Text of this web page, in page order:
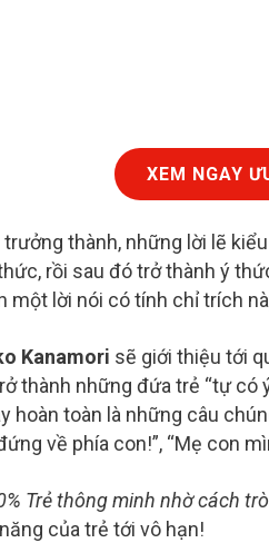
XEM NGAY
thành, những lời lẽ
rồi sau đó trở thành ý
một lời nói có tính chỉ trích
Kanamori sẽ giới thiệu tới
thành những đứa trẻ “tự
hoàn toàn là những câu
về phía con!”, “Mẹ con
Trẻ thông minh nhờ cách
của trẻ tới vô hạn!